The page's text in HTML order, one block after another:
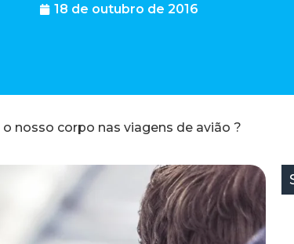
18 de outubro de 2016
nosso corpo nas viagens de avião ?